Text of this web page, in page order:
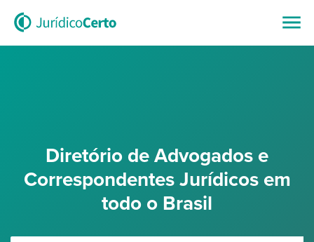
Diretório de Advogados e
Correspondentes Jurídicos em
todo o Brasil